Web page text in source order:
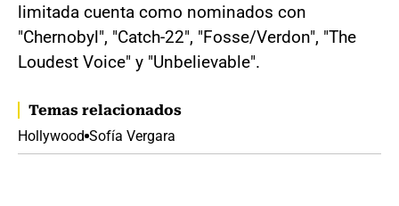
limitada cuenta como nominados con
"Chernobyl", "Catch-22", "Fosse/Verdon", "The
Loudest Voice" y "Unbelievable".
Temas relacionados
Hollywood Sofía Vergara